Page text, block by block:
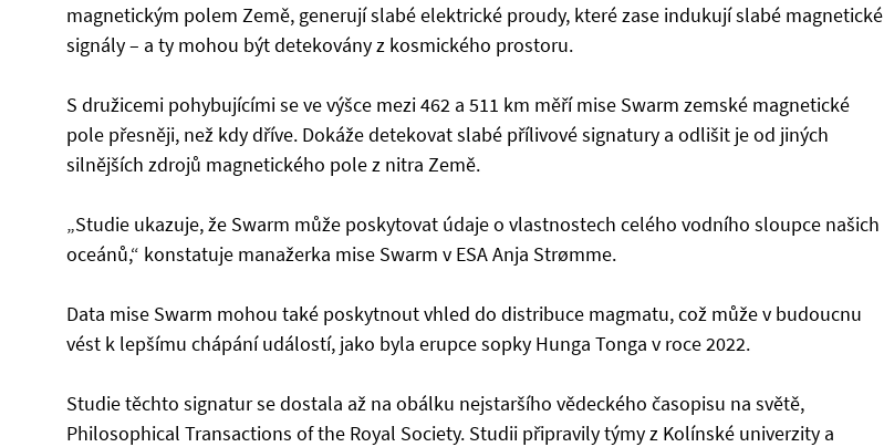
magnetickým polem Země, generují slabé elektrické proudy, které zase indukují slabé magnetické
signály – a ty mohou být detekovány z kosmického prostoru.
S družicemi pohybujícími se ve výšce mezi 462 a 511 km měří mise Swarm zemské magnetické
pole přesněji, než kdy dříve. Dokáže detekovat slabé přílivové signatury a odlišit je od jiných
silnějších zdrojů magnetického pole z nitra Země.
„Studie ukazuje, že Swarm může poskytovat údaje o vlastnostech celého vodního sloupce našich
oceánů,“ konstatuje manažerka mise Swarm v ESA Anja Strømme.
Data mise Swarm mohou také poskytnout vhled do distribuce magmatu, což může v budoucnu
vést k lepšímu chápání událostí, jako byla erupce sopky Hunga Tonga v roce 2022.
Studie těchto signatur se dostala až na obálku nejstaršího vědeckého časopisu na světě,
Philosophical Transactions of the Royal Society. Studii připravily týmy z Kolínské univerzity a